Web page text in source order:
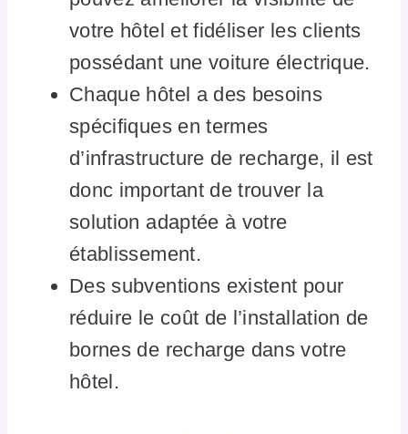
votre hôtel et fidéliser les clients
possédant une voiture électrique.
Chaque hôtel a des besoins
spécifiques en termes
d’infrastructure de recharge, il est
donc important de trouver la
solution adaptée à votre
établissement.
Des subventions existent pour
réduire le coût de l’installation de
bornes de recharge dans votre
hôtel.